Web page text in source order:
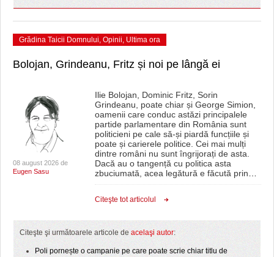
Grădina Taicii Domnului, Opinii, Ultima ora
Bolojan, Grindeanu, Fritz și noi pe lângă ei
08 august 2026 de
Eugen Sasu
Ilie Bolojan, Dominic Fritz, Sorin
Grindeanu, poate chiar și George Simion,
oamenii care conduc astăzi principalele
partide parlamentare din România sunt
politicieni pe cale să-și piardă funcțiile și
poate și carierele politice. Cei mai mulți
dintre români nu sunt îngrijorați de asta.
Dacă au o tangență cu politica asta
zbuciumată, acea legătură e făcută prin…
Citeşte tot articolul
Citeşte şi următoarele articole de acelaşi autor:
Poli pornește o campanie pe care poate scrie chiar titlu de